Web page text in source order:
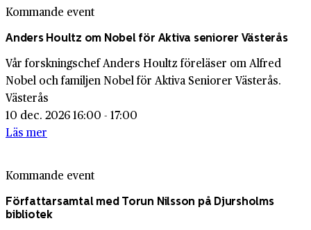
Kommande event
Anders Houltz om Nobel för Aktiva seniorer Västerås
Vår forskningschef Anders Houltz föreläser om Alfred
Nobel och familjen Nobel för Aktiva Seniorer Västerås.
Västerås
10 dec. 2026 16:00 - 17:00
Läs mer
Kommande event
Författarsamtal med Torun Nilsson på Djursholms
bibliotek